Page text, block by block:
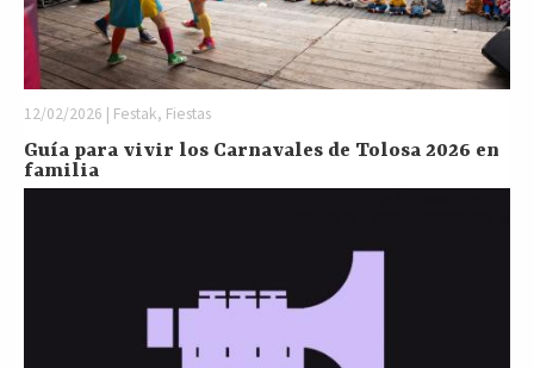
12/02/2026 | Festak, Fiestas
Guía para vivir los Carnavales de Tolosa 2026 en
familia